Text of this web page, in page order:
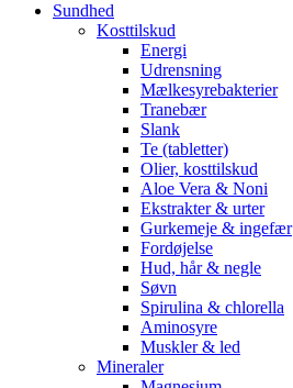
Sundhed
Kosttilskud
Energi
Udrensning
Mælkesyrebakterier
Tranebær
Slank
Te (tabletter)
Olier, kosttilskud
Aloe Vera & Noni
Ekstrakter & urter
Gurkemeje & ingefær
Fordøjelse
Hud, hår & negle
Søvn
Spirulina & chlorella
Aminosyre
Muskler & led
Mineraler